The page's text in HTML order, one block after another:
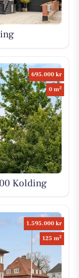
695.000 kr
0 m2
Kolding
1.595.000 kr
125 m2